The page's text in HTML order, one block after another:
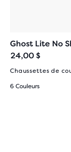
Ghost Lite No
24,00 $
Chaussettes de
6 Couleurs